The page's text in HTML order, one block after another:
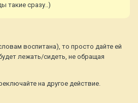
такие сразу..)
воспитана), то просто дайте ей
лежать/сидеть, не обращая
на другое действие.